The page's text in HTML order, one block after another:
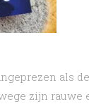
als
zijn rauwe